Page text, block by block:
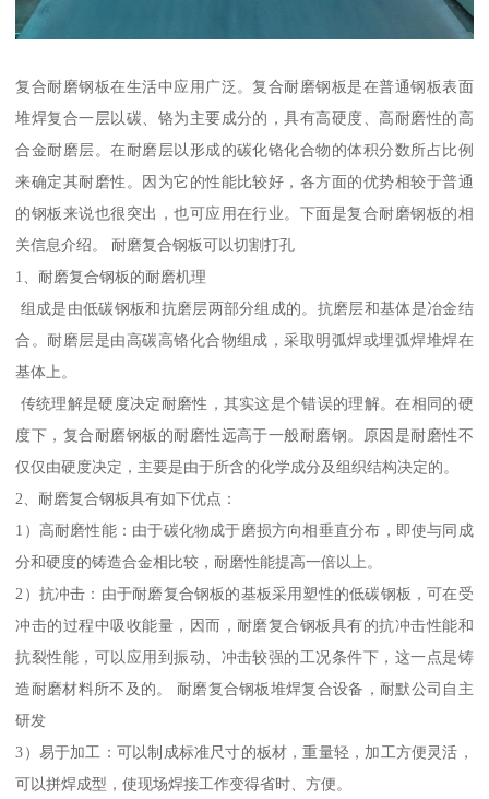
复合耐磨钢板在生活中应用广泛。复合耐磨钢板是在普通钢板表面
堆焊复合一层以碳、铬为主要成分的，具有高硬度、高耐磨性的高
合金耐磨层。在耐磨层以形成的碳化铬化合物的体积分数所占比例
来确定其耐磨性。因为它的性能比较好，各方面的优势相较于普通
的钢板来说也很突出，也可应用在行业。下面是复合耐磨钢板的相
关信息介绍。 耐磨复合钢板可以切割打孔
1、耐磨复合钢板的耐磨机理
组成是由低碳钢板和抗磨层两部分组成的。抗磨层和基体是冶金结
合。耐磨层是由高碳高铬化合物组成，采取明弧焊或埋弧焊堆焊在
基体上。
传统理解是硬度决定耐磨性，其实这是个错误的理解。在相同的硬
度下，复合耐磨钢板的耐磨性远高于一般耐磨钢。原因是耐磨性不
仅仅由硬度决定，主要是由于所含的化学成分及组织结构决定的。
2、耐磨复合钢板具有如下优点：
1）高耐磨性能：由于碳化物成于磨损方向相垂直分布，即使与同成
分和硬度的铸造合金相比较，耐磨性能提高一倍以上。
2）抗冲击：由于耐磨复合钢板的基板采用塑性的低碳钢板，可在受
冲击的过程中吸收能量，因而，耐磨复合钢板具有的抗冲击性能和
抗裂性能，可以应用到振动、冲击较强的工况条件下，这一点是铸
造耐磨材料所不及的。 耐磨复合钢板堆焊复合设备，耐默公司自主
研发
3）易于加工：可以制成标准尺寸的板材，重量轻，加工方便灵活，
可以拼焊成型，使现场焊接工作变得省时、方便。